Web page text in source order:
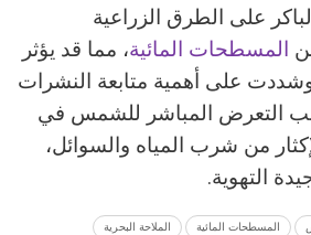
على الطرق الزراعية
المسطحات المائية، مما قد يؤثر
وشددت على أهمية متابعة النشرات
التعرض المباشر للشمس في
من شرب المياه والسوائل،
التهوية.
المسطحات المائية الملاحة البحرية